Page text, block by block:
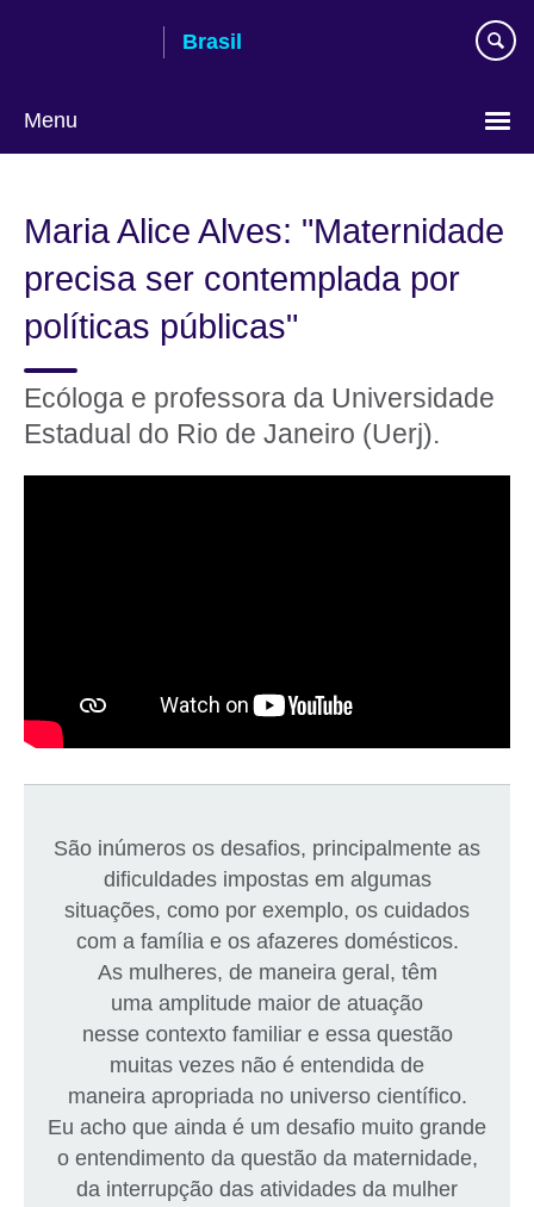
Brasil
Menu
language
Maria Alice Alves: "Maternidade
precisa ser contemplada por
políticas públicas"
Ecóloga e professora da Universidade
Estadual do Rio de Janeiro (Uerj).
São inúmeros os desafios, principalmente as
dificuldades impostas em algumas
situações, como por exemplo, os cuidados
com a família e os afazeres domésticos.
As mulheres, de maneira geral, têm
uma amplitude maior de atuação
nesse contexto familiar e essa questão
muitas vezes não é entendida de
maneira apropriada no universo científico.
Eu acho que ainda é um desafio muito grande
o entendimento da questão da maternidade,
da interrupção das atividades da mulher